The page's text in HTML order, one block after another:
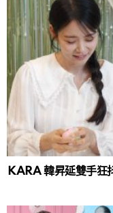
KARA 韓昇延雙手狂